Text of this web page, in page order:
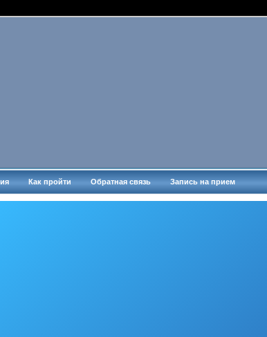
Как пройти Обратная связь Запись на прием